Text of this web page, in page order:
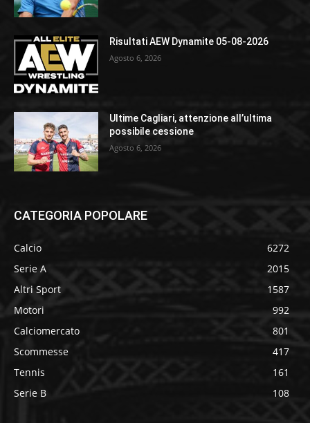
Risultati AEW Dynamite 05-08-2026
Agosto 6, 2026
Ultime Cagliari, attenzione all’ultima
possibile cessione
Agosto 6, 2026
CATEGORIA POPOLARE
Calcio
6272
Serie A
2015
Altri Sport
1587
Motori
992
Calciomercato
801
Scommesse
417
Tennis
161
Serie B
108